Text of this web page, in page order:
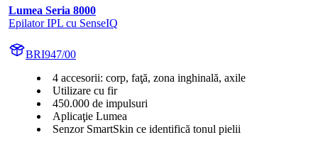
Lumea Seria 8000
Epilator IPL cu SenseIQ
BRI947/00
4 accesorii: corp, faţă, zona inghinală, axile
Utilizare cu fir
450.000 de impulsuri
Aplicaţie Lumea
Senzor SmartSkin ce identifică tonul pielii